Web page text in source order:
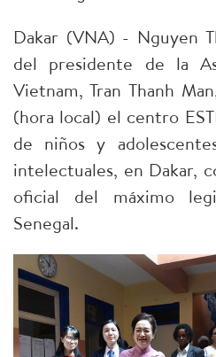
Dakar (VNA) - Nguyen
del presidente de la
Vietnam, Tran Thanh
(hora local) el centro
de niños y
intelectuales, en Dakar,
oficial del máximo
Senegal.